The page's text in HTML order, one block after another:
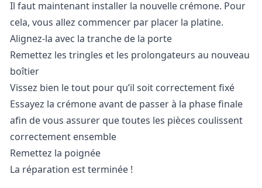
Il faut maintenant installer la nouvelle crémone. Pour
cela, vous allez commencer par placer la platine.
Alignez-la avec la tranche de la porte
Remettez les tringles et les prolongateurs au nouveau
boîtier
Vissez bien le tout pour qu’il soit correctement fixé
Essayez la crémone avant de passer à la phase finale
afin de vous assurer que toutes les pièces coulissent
correctement ensemble
Remettez la poignée
La réparation est terminée !